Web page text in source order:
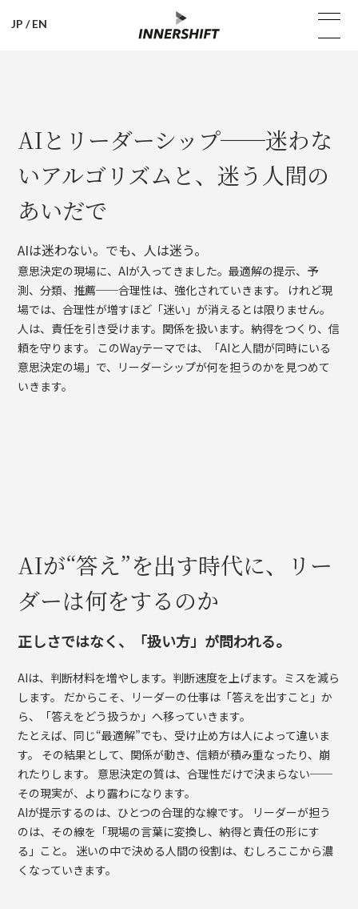
JP /EN
AIとリーダーシップ──迷わな
いアルゴリズムと、迷う人間の
あいだで
AIは迷わない。でも、人は迷う。
意思決定の現場に、AIが入ってきました。最適解の提示、予
測、分類、推薦──合理性は、強化されていきます。 けれど現
場では、合理性が増すほど「迷い」が消えるとは限りません。
人は、責任を引き受けます。関係を扱います。納得をつくり、信
頼を守ります。 このWayテーマでは、「AIと人間が同時にいる
意思決定の場」で、リーダーシップが何を担うのかを見つめて
いきます。
AIが“答え”を出す時代に、リー
ダーは何をするのか
正しさではなく、「扱い方」が問われる。
AIは、判断材料を増やします。判断速度を上げます。ミスを減ら
します。 だからこそ、リーダーの仕事は「答えを出すこと」か
ら、「答えをどう扱うか」へ移っていきます。
たとえば、同じ“最適解”でも、受け止め方は人によって違いま
す。 その結果として、関係が動き、信頼が積み重なったり、崩
れたりします。 意思決定の質は、合理性だけで決まらない──
その現実が、より露わになります。
AIが提示するのは、ひとつの合理的な線です。 リーダーが担う
のは、その線を「現場の言葉に変換し、納得と責任の形にす
る」こと。 迷いの中で決める人間の役割は、むしろここから濃
くなっていきます。